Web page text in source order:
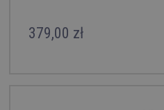
379,00 zł